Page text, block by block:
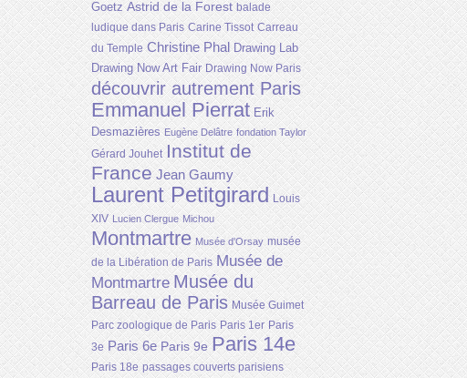
Goetz Astrid de la Forest balade
ludique dans Paris Carine Tissot Carreau
du Temple Christine Phal Drawing Lab
Drawing Now Art Fair Drawing Now Paris
découvrir autrement Paris
Emmanuel Pierrat Erik
Desmazières Eugène Delâtre fondation Taylor
Gérard Jouhet Institut de
France Jean Gaumy
Laurent Petitgirard Louis
XIV Lucien Clergue Michou
Montmartre Musée d'Orsay musée
de la Libération de Paris Musée de
Montmartre Musée du
Barreau de Paris Musée Guimet
Parc zoologique de Paris Paris 1er Paris
3e Paris 6e Paris 9e Paris 14e
Paris 18e passages couverts parisiens